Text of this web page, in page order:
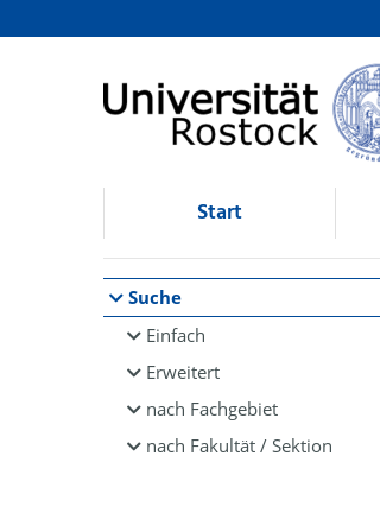
Browsen
direkt zum Inhalt
Start
Suche
Einfach
Erweitert
nach Fachgebiet
nach Fakultät / Sektion